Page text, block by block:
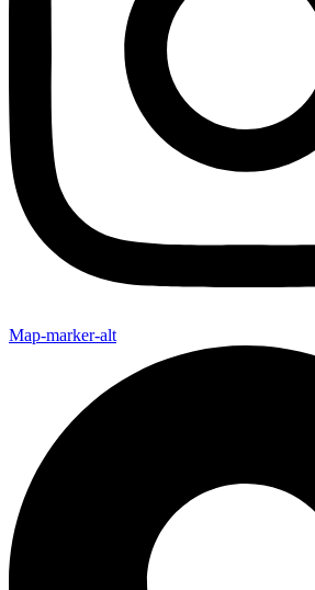
Map-marker-alt